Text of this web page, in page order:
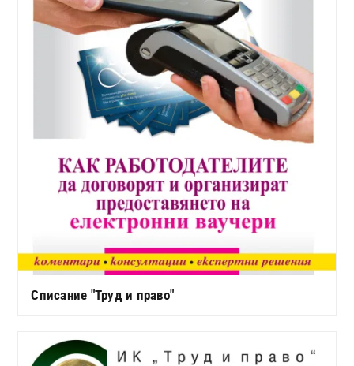
Списание "Труд и право"